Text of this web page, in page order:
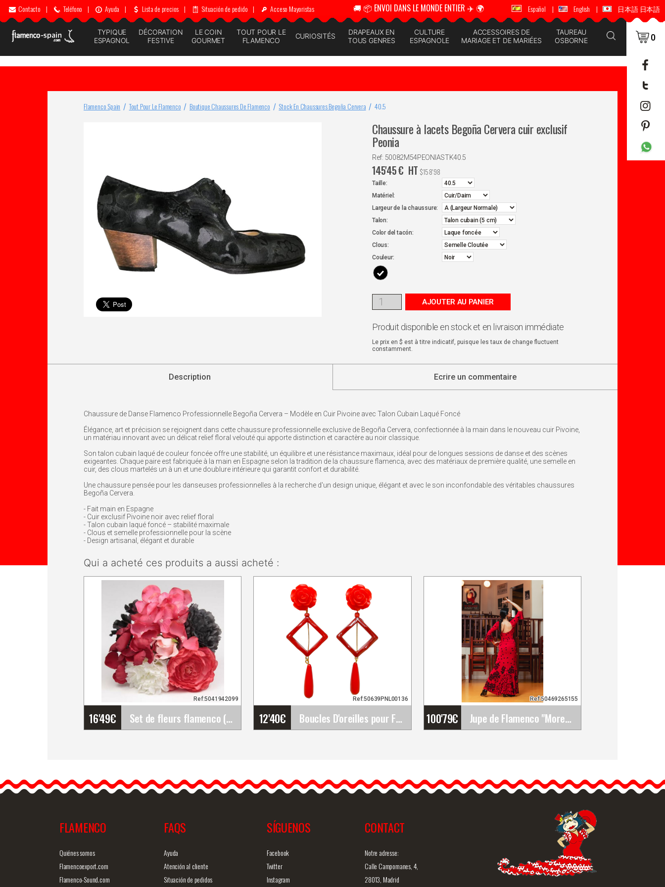
Contacto | Teléfono | Ayuda | Lista de precios | Situación de pedido | Acceso Mayoristas 🚚 📦 ENVOI DANS LE MONDE ENTIER ✈️ 🌍 🚚 📦 ENVOI DANS LE MONDE ENTIER ✈️ 🌍
Español | English | 日本語 日本語
TYPIQUE
ESPAGNOL
DÉCORATION
FESTIVE
LE COIN
GOURMET
TOUT POUR LE
FLAMENCO
CURIOSITÉS
DRAPEAUX EN
TOUS GENRES
CULTURE
ESPAGNOLE
ACCESSOIRES DE
MARIAGE ET DE MARIÉES
TAUREAU
OSBORNE
0
Flamenco Spain Tout Pour Le Flamenco Boutique Chaussures De Flamenco Stock En Chaussures Begoña Cervera 40.5
Chaussure à lacets Begoña Cervera cuir exclusif
Peonia
Ref: 50082M54PEONIASTK40.5
145'45€ HT $158'98
Taille:
Matériel:
Largeur de la chaussure:
Talon:
Color del tacón:
Clous:
Couleur:
AJOUTER AU PANIER
Produit disponible en stock et en livraison immédiate
Le prix en $ est à titre indicatif, puisque les taux de change fluctuent
constamment.
Description Ecrire un commentaire
Chaussure de Danse Flamenco Professionnelle Begoña Cervera – Modèle en Cuir Pivoine avec Talon Cubain Laqué Foncé
Élégance, art et précision se rejoignent dans cette chaussure professionnelle exclusive de Begoña Cervera, confectionnée à la main dans le nouveau cuir Pivoine,
un matériau innovant avec un délicat relief floral velouté qui apporte distinction et caractère au noir classique.
Son talon cubain laqué de couleur foncée offre une stabilité, un équilibre et une résistance maximaux, idéal pour de longues sessions de danse et des scènes
exigeantes. Chaque paire est fabriquée à la main en Espagne selon la tradition de la chaussure flamenca, avec des matériaux de première qualité, une semelle en
cuir, des clous martelés un à un et une doublure intérieure qui garantit confort et durabilité.
Une chaussure pensée pour les danseuses professionnelles à la recherche d'un design unique, élégant et avec le son inconfondable des véritables chaussures
Begoña Cervera.
- Fait main en Espagne
- Cuir exclusif Pivoine noir avec relief floral
- Talon cubain laqué foncé – stabilité maximale
- Clous et semelle professionnelle pour la scène
- Design artisanal, élégant et durable
Qui a acheté ces produits a aussi acheté :
16'49€ Set de fleurs flamenco (Bouquet). Rosalba
Ref:5041942099
Il est important de se
montrer sous son meilleur
12'40€ Boucles D'oreilles pour Flamenco et Soirée
Ref:50639PNL00136
Découvrez ces boucles
d'oreilles artisanales de
100'79€ Jupe de Flamenco "Morente". Davedans
Ref:50469265155
Jupe longue avec ceinture.
Volant supérieur en tissu…
Vue rapide
FLAMENCO
Quiénes somos
Flamencoexport.com
Flamenco-Sound.com
FAQS
Ayuda
Atención al cliente
Situación de pedidos
SÍGUENOS
Facebook
Twitter
Instagram
CONTACT
Notre adresse:
Calle Campomanes, 4,
28013, Madrid